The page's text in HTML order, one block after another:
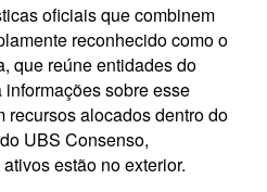
oficiais que combinem
reconhecido como o
que reúne entidades do
sobre esse
recursos alocados dentro do
UBS Consenso,
estão no exterior.